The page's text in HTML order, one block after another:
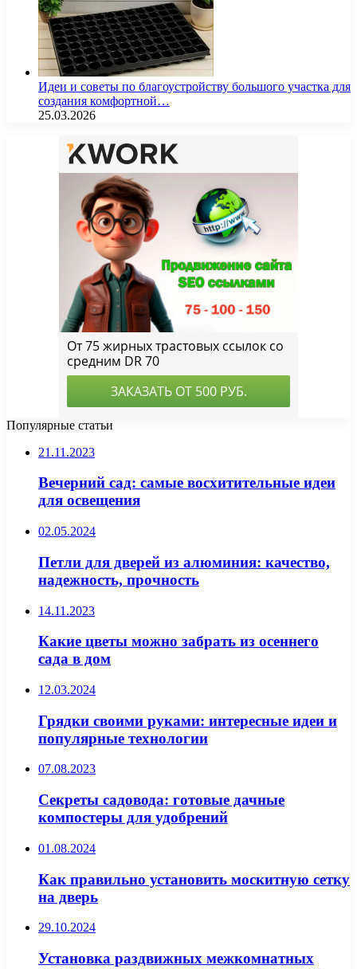
Идеи и советы по благоустройству большого участка для
создания комфортной…
25.03.2026
Популярные статьи
21.11.2023
Вечерний сад: самые восхитительные идеи
для освещения
02.05.2024
Петли для дверей из алюминия: качество,
надежность, прочность
14.11.2023
Какие цветы можно забрать из осеннего
сада в дом
12.03.2024
Грядки своими руками: интересные идеи и
популярные технологии
07.08.2023
Секреты садовода: готовые дачные
компостеры для удобрений
01.08.2024
Как правильно установить москитную сетку
на дверь
29.10.2024
Установка раздвижных межкомнатных